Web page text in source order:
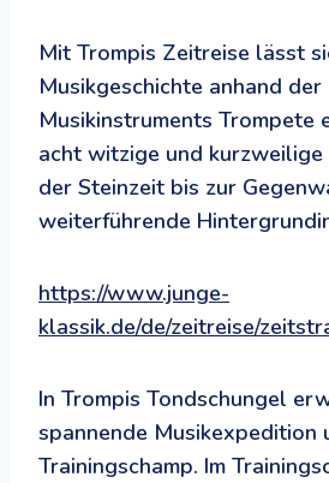
Mit Trompis Zeitreise lässt
Musikgeschichte anhand der
Musikinstruments Trompete
acht witzige und
der Steinzeit bis zur
weiterführende
https://www.junge-
klassik.de/de/zeitreise/
In Trompis Tondschungel
spannende Musikexpedition
Trainingschamp. Im